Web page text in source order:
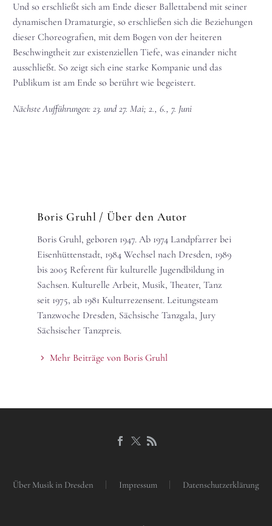
Und so erschließt sich am Ende dieser Ballettabend mit seiner
dynamischen Dramaturgie, so erschließen sich die Beziehungen
dieser Choreografien, mit dem Bogen von der heiteren
Beschwingtheit zur existenziellen Tiefe, was einander nicht
ausschließt. So zeigt sich eine starke Kompanie und das
Publikum ist am Ende so berührt wie begeistert.
Nächste Aufführungen: 23. und 27. Mai; 2., 6., 7. Juni
Boris Gruhl / Über den Autor
Boris Gruhl, geboren 1947. Ab 1974 Landpfarrer bei
Eisenhüttenstadt, 1984 Wechsel nach Dresden, 1989
bis 2005 Referent für kulturelle Jugendbildung in
Sachsen. Kulturelle Arbeit, Musik, Theater, Tanz
seit 1975, ab 1981 Kulturrezensent. Leitungsteam
Tanzwoche Dresden, Sächsische Tanzgala, Jury
Sächsischer Tanzpreis.
Mehr Beiträge von Boris Gruhl
Über Musik in Dresden Impressum Datenschutzerklärung